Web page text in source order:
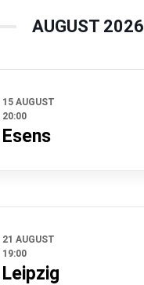
AUGUST 2026
15 AUGUST
20:00
Esens
21 AUGUST
19:00
Leipzig